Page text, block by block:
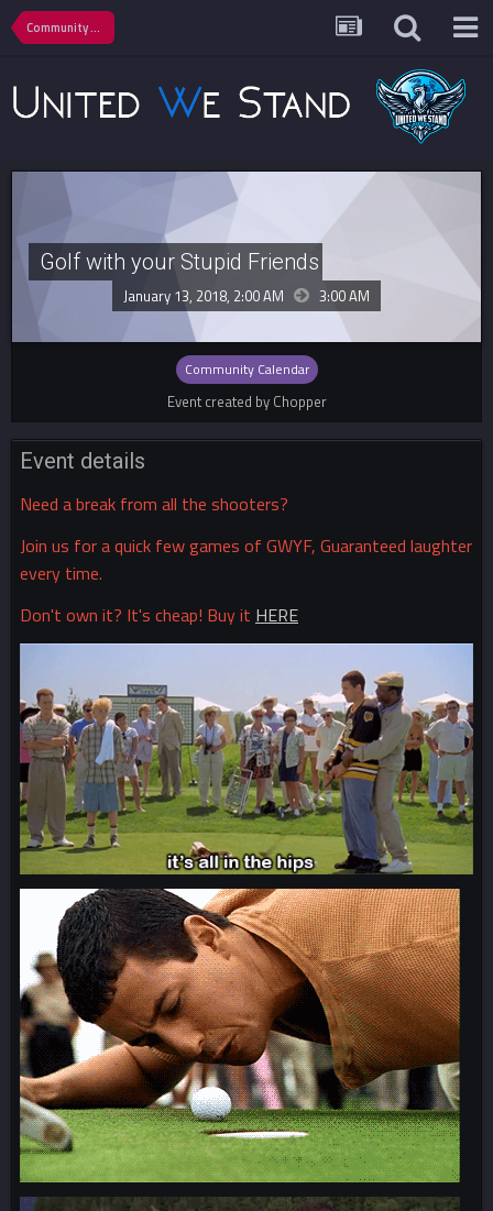
Community Calendar
Golf with your Stupid Friends
January 13, 2018, 2:00 AM 3:00 AM
Community Calendar
Event created by Chopper
Event details
Need a break from all the shooters?
Join us for a quick few games of GWYF, Guaranteed laughter
every time.
Don't own it? It's cheap! Buy it HERE